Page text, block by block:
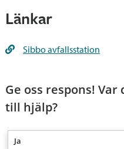
Länkar
Sibbo avfallsstation
Ge oss respons!
till hjälp?
Ja